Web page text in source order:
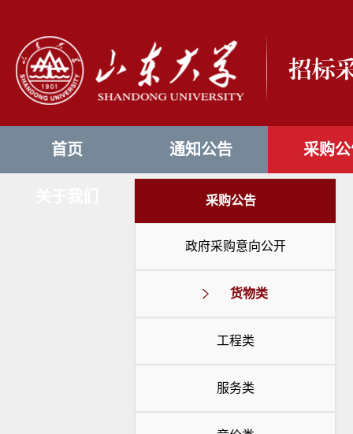
首页 通知公告 采购
采购公告
政府采购意向公开
货物类
工程类
服务类